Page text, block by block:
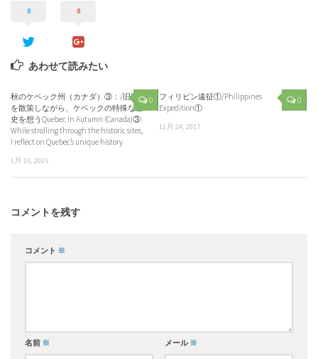
0 0
あわせて読みたい
0
秋のケベック州（カナダ）③：/旧跡
を散策しながら、ケベックの特殊な歴
史を想うQuebec in Autumn (Canada)③:
While strolling through the historic sites,
I reflect on Quebec’s unique history
1月 15, 2025
0
フィリピン遠征①/Philippines
Expedition①
11月 24, 2017
コメントを残す
コメント ※
名前 ※ メール※